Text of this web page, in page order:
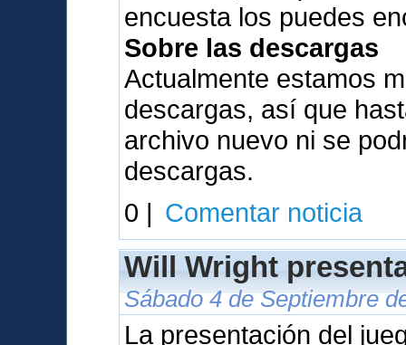
encuesta los puedes
Sobre las descargas
Actualmente estamos
descargas, así que
archivo nuevo ni se
descargas.
0 | Comentar noticia
Will Wright
Sábado 4 de Septiembre
La presentación del